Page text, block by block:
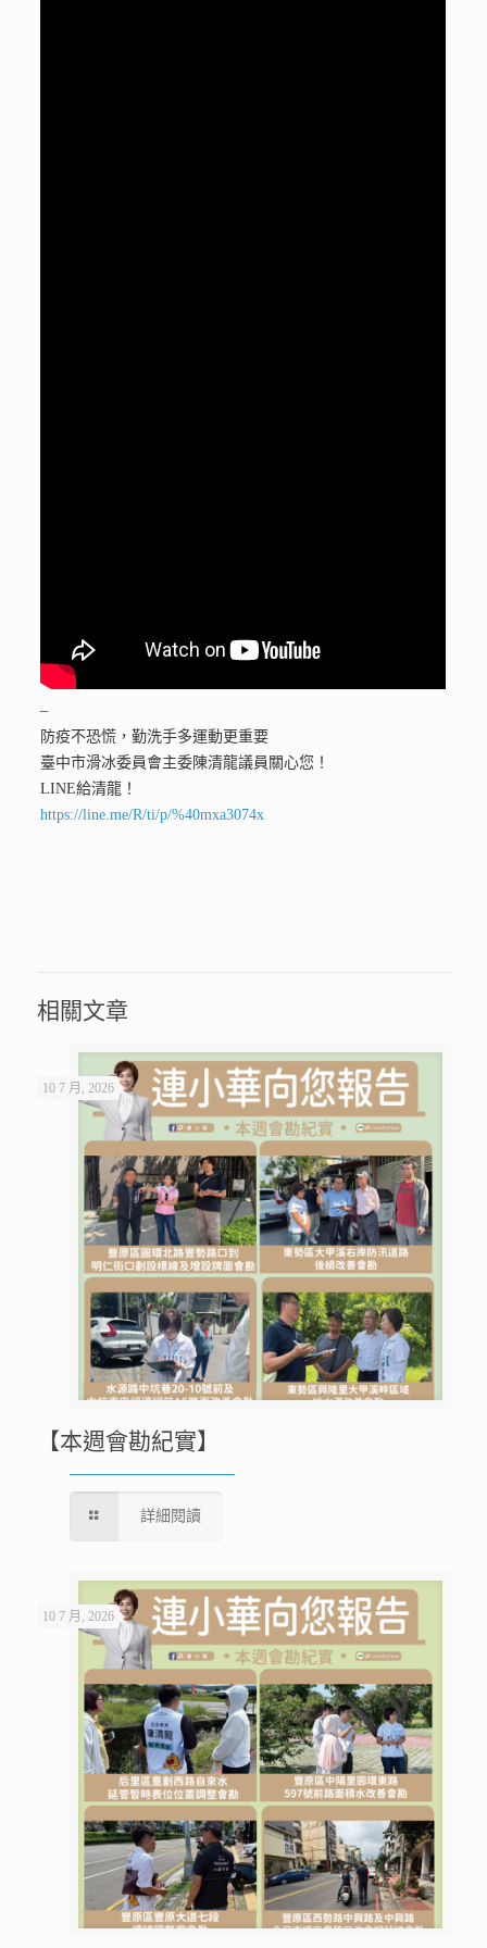
–
防疫不恐慌，勤洗手多運動更重要
臺中市滑冰委員會主委陳清龍議員關心您！
LINE給清龍！
https://line.me/R/ti/p/%40mxa3074x
相關文章
10 7 月, 2026
【本週會勘紀實】
詳細閱讀
10 7 月, 2026